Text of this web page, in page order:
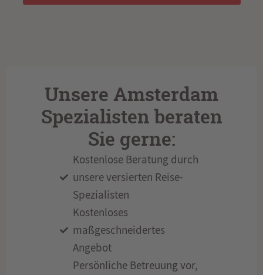
Unsere Amsterdam
Spezialisten beraten
Sie gerne:
Kostenlose Beratung durch
unsere versierten Reise-
Spezialisten
Kostenloses
maßgeschneidertes
Angebot
Persönliche Betreuung vor,